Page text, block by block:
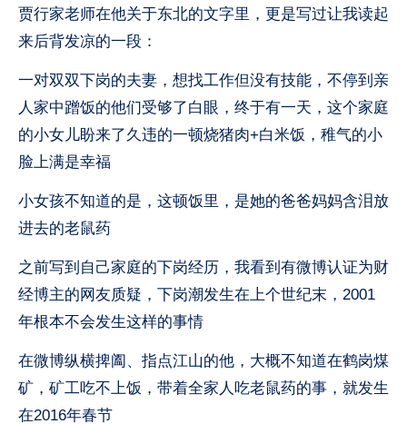
贾行家老师在他关于东北的文字里，更是写过让我读起
来后背发凉的一段：
一对双双下岗的夫妻，想找工作但没有技能，不停到亲
人家中蹭饭的他们受够了白眼，终于有一天，这个家庭
的小女儿盼来了久违的一顿烧猪肉+白米饭，稚气的小
脸上满是幸福
小女孩不知道的是，这顿饭里，是她的爸爸妈妈含泪放
进去的老鼠药
之前写到自己家庭的下岗经历，我看到有微博认证为财
经博主的网友质疑，下岗潮发生在上个世纪末，2001
年根本不会发生这样的事情
在微博纵横捭阖、指点江山的他，大概不知道在鹤岗煤
矿，矿工吃不上饭，带着全家人吃老鼠药的事，就发生
在2016年春节